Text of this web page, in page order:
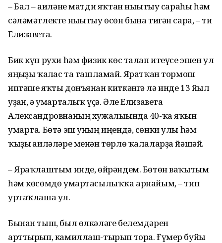
– Бал – ғаиләне матди яҡтан нығытыу сараһы һәм
сәләмәтлекте нығытыу өсөн бына тигән сара, – ти
Елизавета.
Бик күп рухи һәм физик көс талап итеүсе эшен ул
яңғыҙы ҡалғас та ташламай. Яратҡан тормош
иптәше яҡты донъянан киткәнгә лә инде 13 йыл
уҙған, ә умарталыҡ үҫә. Әле Елизавета
Александровнаның хужалығында 40-ҡа яҡын
умарта. Бөтә эш уның иңендә, сөнки улы һәм
ҡыҙы ғаиләләре менән төрлө ҡалаларҙа йәшәй.
– Яраҡлаштым инде, өйрәндем. Бөтөн ваҡытым
һәм көсөмдө умартасылыҡҡа арнайым, – тип
уртаҡлаша ул.
Бынан тыш, был өлкәләге белемдәрен
арттырып, камиллаш-тырып тора. Ғүмер буйы